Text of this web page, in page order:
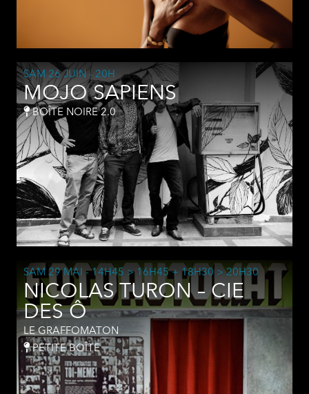
SAM 26 JUIN - 20H
MOJO SAPIENS
BOÎTE NOIRE 2.0
SAM 29 MAI - 14H45 > 16H45 + 18H30 > 20H30
NICOLAS TURON – CIE
DES Ô
LE GRAFFOMATON
PETITE BOÎTE